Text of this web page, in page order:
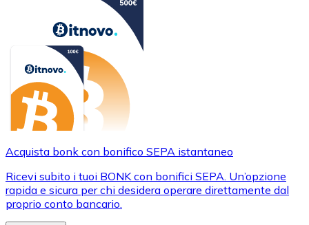
Acquista bonk con bonifico SEPA istantaneo
Ricevi subito i tuoi BONK con bonifici SEPA. Un’opzione
rapida e sicura per chi desidera operare direttamente dal
proprio conto bancario.